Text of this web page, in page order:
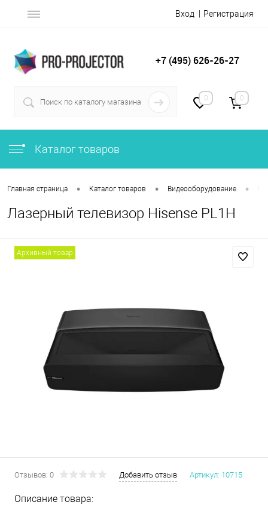
Вход Регистрация
+7 (495) 626-26-27
0 0
Каталог товаров
Главная страница • Каталог товаров • Видеооборудование •
Лазерный телевизор Hisense PL1H
Архивный товар
Отзывов: 0 Добавить отзыв Артикул: 10715
Описание товара: